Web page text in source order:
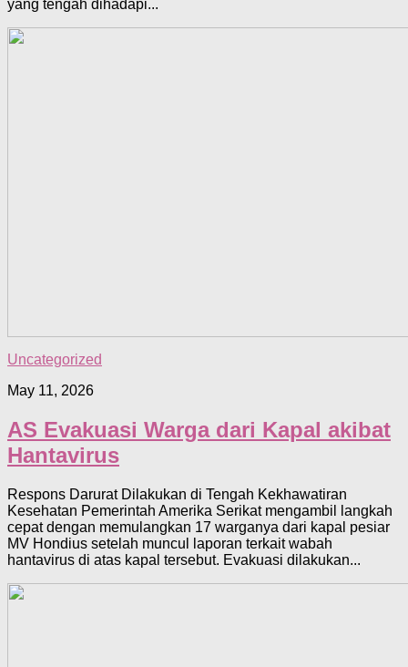
yang tengah dihadapi...
Uncategorized
May 11, 2026
AS Evakuasi Warga dari Kapal akibat
Hantavirus
Respons Darurat Dilakukan di Tengah Kekhawatiran
Kesehatan Pemerintah Amerika Serikat mengambil langkah
cepat dengan memulangkan 17 warganya dari kapal pesiar
MV Hondius setelah muncul laporan terkait wabah
hantavirus di atas kapal tersebut. Evakuasi dilakukan...